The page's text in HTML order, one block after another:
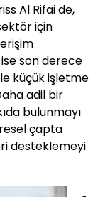
Al Rifai de,
için
ise son derece
küçük işletme
adil bir
bulunmayı
çapta
desteklemeyi